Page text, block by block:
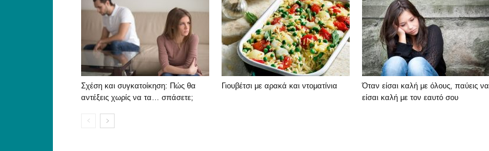
Σχέση και συγκατοίκηση: Πώς θα
αντέξεις χωρίς να τα… σπάσετε;
Γιουβέτσι με αρακά και ντοματίνια
Όταν είσαι καλή με όλους, παύεις να
είσαι καλή με τον εαυτό σου